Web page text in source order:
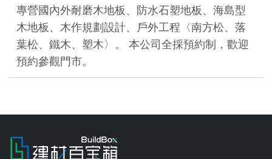
專營國內外耐磨木地板、防水石塑地板、海島型
木地板、木作規劃設計、戶外工程〈南方松、落
葉松、鐵木、塑木〉。 本公司全採預約制，歡迎
預約參觀門市。